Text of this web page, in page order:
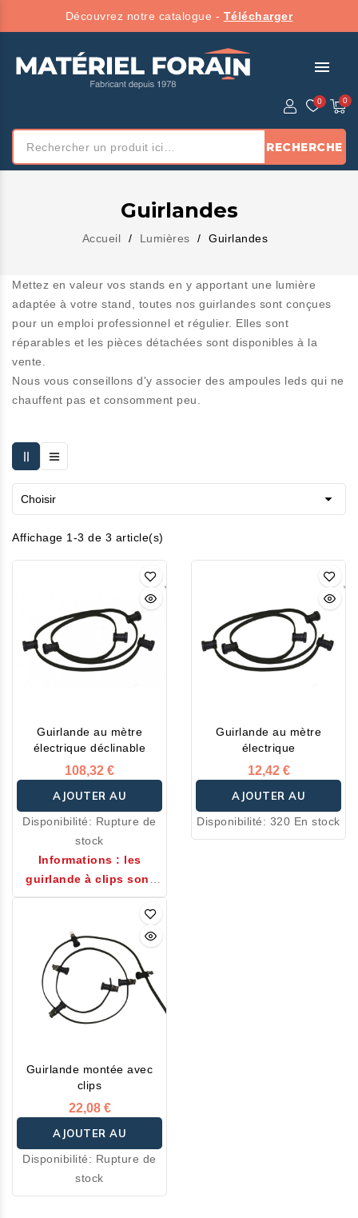
Découvrez notre catalogue - Télécharger
menu
RECHERCHE
Guirlandes
Accueil Lumières Guirlandes
Mettez en valeur vos stands en y apportant une lumière
adaptée à votre stand, toutes nos guirlandes sont conçues
pour un emploi professionnel et régulier. Elles sont
réparables et les pièces détachées sont disponibles à la
vente.
Nous vous conseillons d'y associer des ampoules leds qui ne
chauffent pas et consomment peu.
Choisir 
Affichage 1-3 de 3 article(s)
Guirlande au mètre
électrique déclinable
108,32 €
AJOUTER AU
PANIER
Disponibilité: Rupture de
stock
Informations : les
guirlande à clips sont
montées sur des cables
Guirlande au mètre
électrique
12,42 €
AJOUTER AU
PANIER
Disponibilité: 320 En stock
Guirlande montée avec
clips
22,08 €
AJOUTER AU
PANIER
Disponibilité: Rupture de
stock